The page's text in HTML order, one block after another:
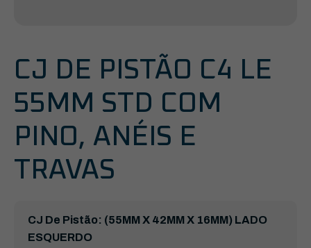
CJ DE PISTÃO C4 LE
55MM STD COM
PINO, ANÉIS E
TRAVAS
CJ De Pistão: (55MM X 42MM X 16MM) LADO
ESQUERDO